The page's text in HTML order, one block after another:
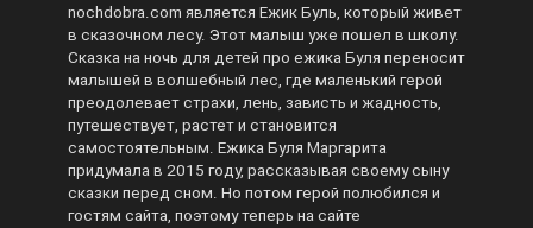
nochdobra.com является Ежик Буль, который живет
в сказочном лесу. Этот малыш уже пошел в школу.
Сказка на ночь для детей про ежика Буля переносит
малышей в волшебный лес, где маленький герой
преодолевает страхи, лень, зависть и жадность,
путешествует, растет и становится
самостоятельным. Ежика Буля Маргарита
придумала в 2015 году, рассказывая своему сыну
сказки перед сном. Но потом герой полюбился и
гостям сайта, поэтому теперь на сайте